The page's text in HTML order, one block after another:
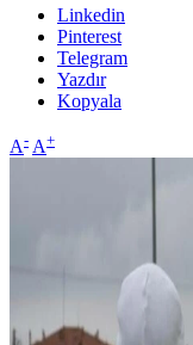
Linkedin
Pinterest
Telegram
Yazdır
Kopyala
A- A+